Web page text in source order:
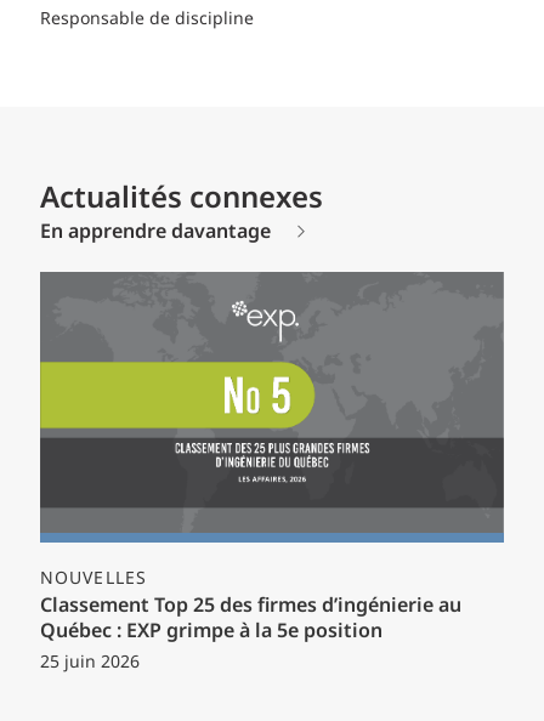
Responsable de discipline
Actualités connexes
En apprendre davantage
NOUVELLES
Classement Top 25 des firmes d’ingénierie au
Québec : EXP grimpe à la 5e position
25 juin 2026